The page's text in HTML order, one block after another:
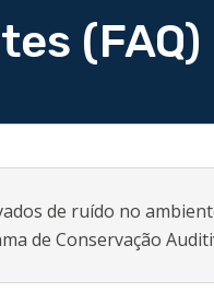
(FAQ)
de ruído no
de Conservação